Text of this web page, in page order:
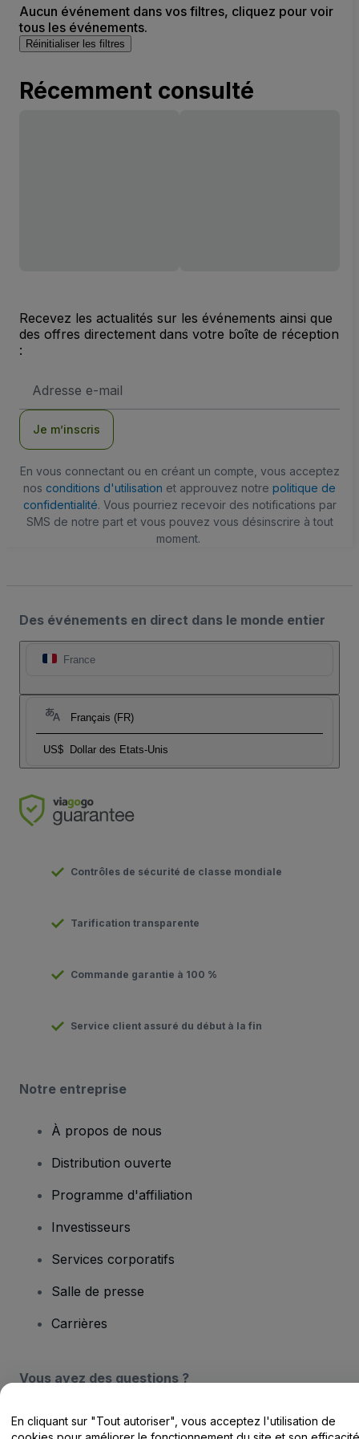
Aucun événement dans vos filtres, cliquez pour voir
tous les événements.
Réinitialiser les filtres
Récemment consulté
Recevez les actualités sur les événements ainsi que
des offres directement dans votre boîte de réception
:
e-
Je m’inscris
En vous connectant ou en créant un compte, vous acceptez
nos conditions d'utilisation et approuvez notre politique de
confidentialité. Vous pourriez recevoir des notifications par
SMS de notre part et vous pouvez vous désinscrire à tout
moment.
Des événements en direct dans le monde entier
France
Français (FR)
US$ Dollar des Etats-Unis
Contrôles de sécurité de classe mondiale
Tarification transparente
Commande garantie à 100 %
Service client assuré du début à la fin
Notre entreprise
À propos de nous
Distribution ouverte
Programme d'affiliation
Investisseurs
Services corporatifs
Salle de presse
Carrières
Vous avez des questions ?
Centre d'assistance / Nous contacter
En cliquant sur "Tout autoriser", vous acceptez l'utilisation de